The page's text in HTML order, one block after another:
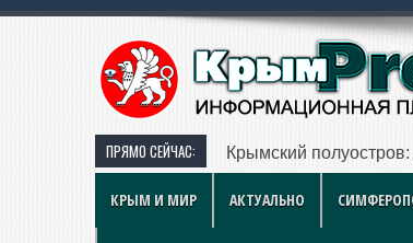
ПРЯМО СЕЙЧАС: Больше чем игра: как
КРЫМ И МИР АКТУАЛЬНО